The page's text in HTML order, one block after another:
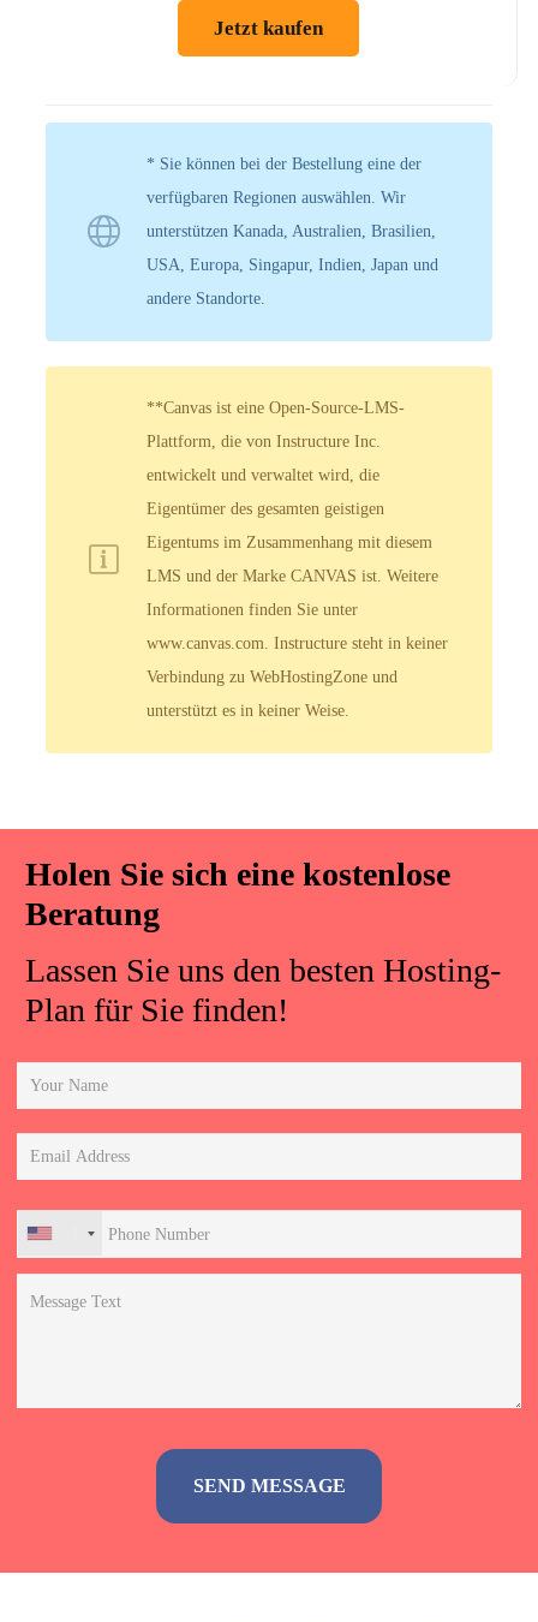
Jetzt kaufen
* Sie können bei der Bestellung eine der
verfügbaren Regionen auswählen. Wir
unterstützen Kanada, Australien, Brasilien,
USA, Europa, Singapur, Indien, Japan und
andere Standorte.
**Canvas ist eine Open-Source-LMS-
Plattform, die von Instructure Inc.
entwickelt und verwaltet wird, die
Eigentümer des gesamten geistigen
Eigentums im Zusammenhang mit diesem
LMS und der Marke CANVAS ist. Weitere
Informationen finden Sie unter
www.canvas.com. Instructure steht in keiner
Verbindung zu WebHostingZone und
unterstützt es in keiner Weise.
Holen Sie sich eine kostenlose
Beratung
Lassen Sie uns den besten Hosting-
Plan für Sie finden!